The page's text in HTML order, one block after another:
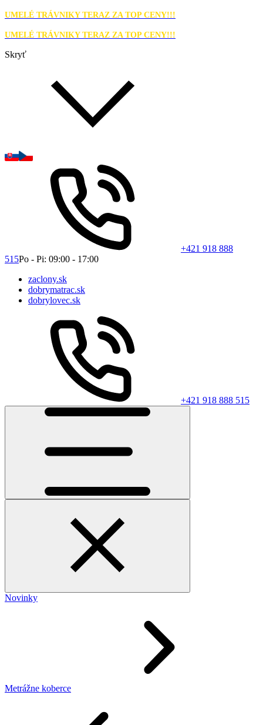
UMELÉ TRÁVNIKY TERAZ ZA TOP CENY!!!
UMELÉ TRÁVNIKY TERAZ ZA TOP CENY!!!
Skryť
+421 918 888
515Po - Pi: 09:00 - 17:00
zaclony.sk
dobrymatrac.sk
dobrylovec.sk
+421 918 888 515
Novinky
Metrážne koberce